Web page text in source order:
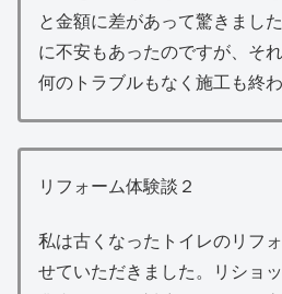
と金額に差があって驚きまし
に不安もあったのですが、そ
何のトラブルもなく施工も終
リフォーム体験談２
私は古くなったトイレのリフ
せていただきました。リショ